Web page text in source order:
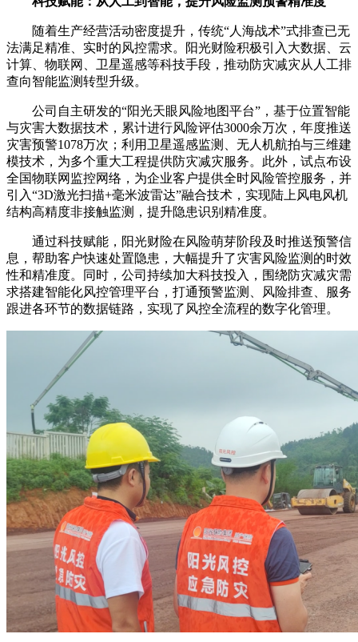
随着生产经营活动密度提升，传统“人海战术”式排查已无
法满足精准、实时的风控需求。阳光财险积极引入大数据、云
计算、物联网、卫星遥感等科技手段，推动防灾减灾从人工排
查向智能监测转型升级。
公司自主研发的“阳光天眼风险地图平台”，基于位置智能
与灾害大数据技术，累计进行风险评估3000余万次，年度推送
灾害预警1078万次；利用卫星遥感监测、无人机航拍与三维建
模技术，为多个重大工程提供防灾减灾服务。此外，试点布设
全国物联网监控网络，为企业客户提供全时风险管控服务，并
引入“3D激光扫描+毫米波雷达”融合技术，实现陆上风电风机
结构高精度非接触监测，提升隐患识别精准度。
通过科技赋能，阳光财险在风险萌芽阶段及时推送预警信
息，帮助客户快速处置隐患，大幅提升了灾害风险监测的时效
性和精准度。同时，公司持续加大科技投入，围绕防灾减灾需
求搭建智能化风控管理平台，打通预警监测、风险排查、服务
跟进各环节的数据链路，实现了风控全流程的数字化管理。